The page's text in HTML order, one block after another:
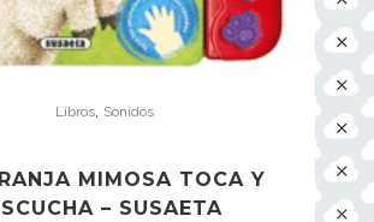
Libros Sonidos
MIMOSA TOCA Y
– SUSAETA